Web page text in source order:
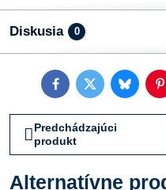
Diskusia 0
FacebookTwitterBluesky
Predchádzajúci
produkt
Alternatívne